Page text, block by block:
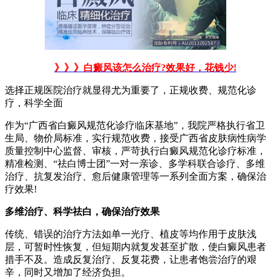
》》》白癜风该怎么治疗?效果好，花钱少!
选择正规医院治疗就显得尤为重要了，正规收费、规范化诊
疗，科学全面
作为“广西省白癜风规范化诊疗临床基地”，我院严格执行省卫
生局、物价局标准，实行规范收费，接受广西省皮肤病性病学
质量控制中心监督、审核，严苛执行白癜风规范化诊疗标准，
精准检测、“祛白博士团”一对一亲诊、多学科联合诊疗、多维
治疗、抗复发治疗、愈后健康管理等一系列全面方案，确保治
疗效果!
多维治疗、科学祛白，确保治疗效果
传统、错误的治疗方法如单一光疗、植皮等均作用于皮肤浅
层，可暂时性恢复，但短期内就复发甚至扩散，使白癜风患者
措手不及。造成反复治疗、反复花费，让患者饱尝治疗的艰
辛，同时又增加了经济负担。